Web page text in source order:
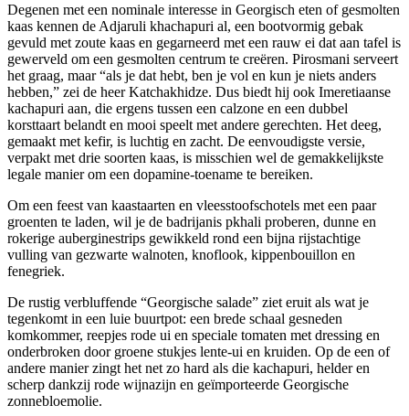
Degenen met een nominale interesse in Georgisch eten of gesmolten
kaas kennen de Adjaruli khachapuri al, een bootvormig gebak
gevuld met zoute kaas en gegarneerd met een rauw ei dat aan tafel is
gewerveld om een ​​gesmolten centrum te creëren. Pirosmani serveert
het graag, maar “als je dat hebt, ben je vol en kun je niets anders
hebben,” zei de heer Katchakhidze. Dus biedt hij ook Imeretiaanse
kachapuri aan, die ergens tussen een calzone en een dubbel
korsttaart belandt en mooi speelt met andere gerechten. Het deeg,
gemaakt met kefir, is luchtig en zacht. De eenvoudigste versie,
verpakt met drie soorten kaas, is misschien wel de gemakkelijkste
legale manier om een ​​dopamine-toename te bereiken.
Om een ​​feest van kaastaarten en vleesstoofschotels met een paar
groenten te laden, wil je de badrijanis pkhali proberen, dunne en
rokerige auberginestrips gewikkeld rond een bijna rijstachtige
vulling van gezwarte walnoten, knoflook, kippenbouillon en
fenegriek.
De rustig verbluffende “Georgische salade” ziet eruit als wat je
tegenkomt in een luie buurtpot: een brede schaal gesneden
komkommer, reepjes rode ui en speciale tomaten met dressing en
onderbroken door groene stukjes lente-ui en kruiden. Op de een of
andere manier zingt het net zo hard als die kachapuri, helder en
scherp dankzij rode wijnazijn en geïmporteerde Georgische
zonnebloemolie.